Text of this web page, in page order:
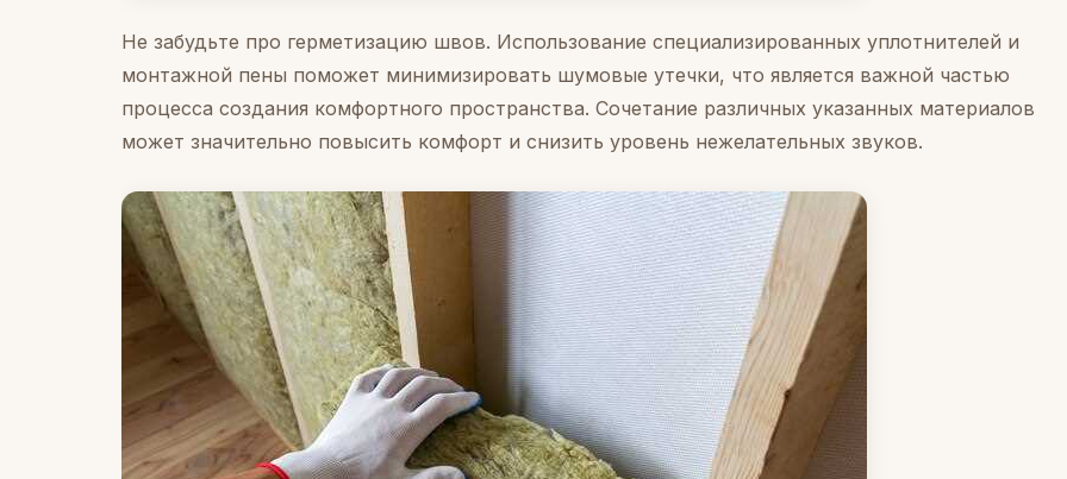
Не забудьте про герметизацию швов. Использование специализированных уплотнителей и
монтажной пены поможет минимизировать шумовые утечки, что является важной частью
процесса создания комфортного пространства. Сочетание различных указанных материалов
может значительно повысить комфорт и снизить уровень нежелательных звуков.